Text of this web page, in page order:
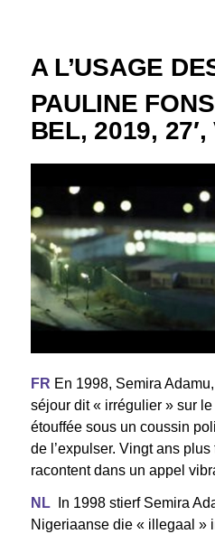
A L’USAGE
PAULINE
BEL, 2019, 27′,
FR En 1998, Semira
séjour dit « irrégulier » sur
étouffée sous un coussin
de l’expulser. Vingt ans
racontent dans un appel
NL
In 1998 stierf Semira
Nigeriaanse die « illegaal »